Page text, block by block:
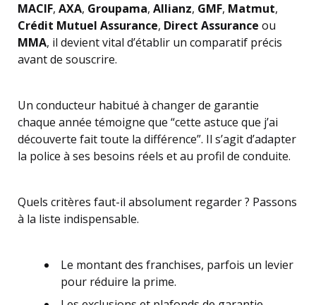
MACIF, AXA, Groupama, Allianz, GMF, Matmut,
Crédit Mutuel Assurance, Direct Assurance ou
MMA, il devient vital d’établir un comparatif précis
avant de souscrire.
Un conducteur habitué à changer de garantie
chaque année témoigne que “cette astuce que j’ai
découverte fait toute la différence”. Il s’agit d’adapter
la police à ses besoins réels et au profil de conduite.
Quels critères faut-il absolument regarder ? Passons
à la liste indispensable.
Le montant des franchises, parfois un levier
pour réduire la prime.